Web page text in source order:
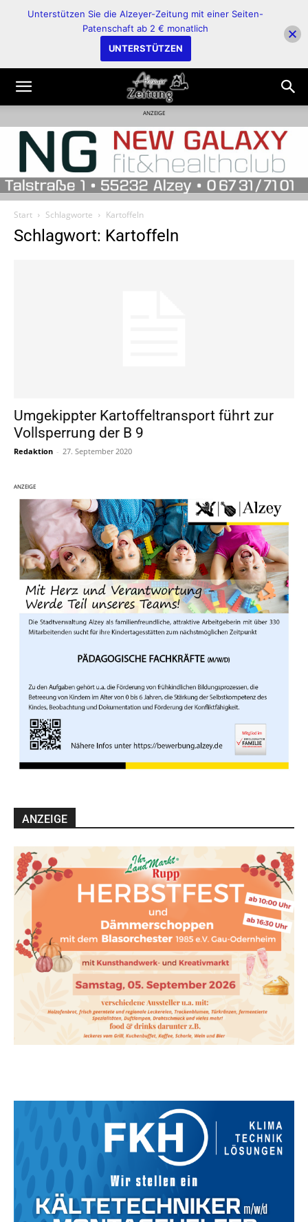
ANZEIGE
Start Schlagworte Kartoffeln
Schlagwort: Kartoffeln
Umgekippter Kartoffeltransport führt zur
Vollsperrung der B 9
Redaktion - 27. September 2020
ANZEIGE
ANZEIGE
Unterstützen Sie die Alzeyer-Zeitung mit einer Seiten-
Patenschaft ab 2 € monatlich
UNTERSTÜTZEN